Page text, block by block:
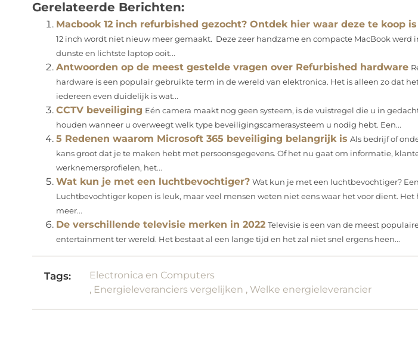
Gerelateerde Berichten:
Macbook 12 inch refurbished gezocht? Ontdek hier waar deze te koop is
12 inch wordt niet nieuw meer gemaakt. Deze zeer handzame en compacte MacBook werd
dunste en lichtste laptop ooit...
Antwoorden op de meest gestelde vragen over Refurbished hardware
hardware is een populair gebruikte term in de wereld van elektronica. Het is alleen zo dat
iedereen even duidelijk is wat...
CCTV beveiliging Eén camera maakt nog geen systeem, is de vuistregel die u in
houden wanneer u overweegt welk type beveiligingscamerasysteem u nodig hebt. Een...
5 Redenen waarom Microsoft 365 beveiliging belangrijk is Als bedrijf of
kans groot dat je te maken hebt met persoonsgegevens. Of het nu gaat om informatie,
werknemersprofielen, het...
Wat kun je met een luchtbevochtiger? Wat kun je met een luchtbevochtiger? Een
Luchtbevochtiger kopen is leuk, maar veel mensen weten niet eens waar het voor dient.
meer...
De verschillende televisie merken in 2022 Televisie is een van de meest
entertainment ter wereld. Het bestaat al een lange tijd en het zal niet snel ergens heen...
Tags:
Electronica en Computers
, Energieleveranciers vergelijken , Welke energieleverancier